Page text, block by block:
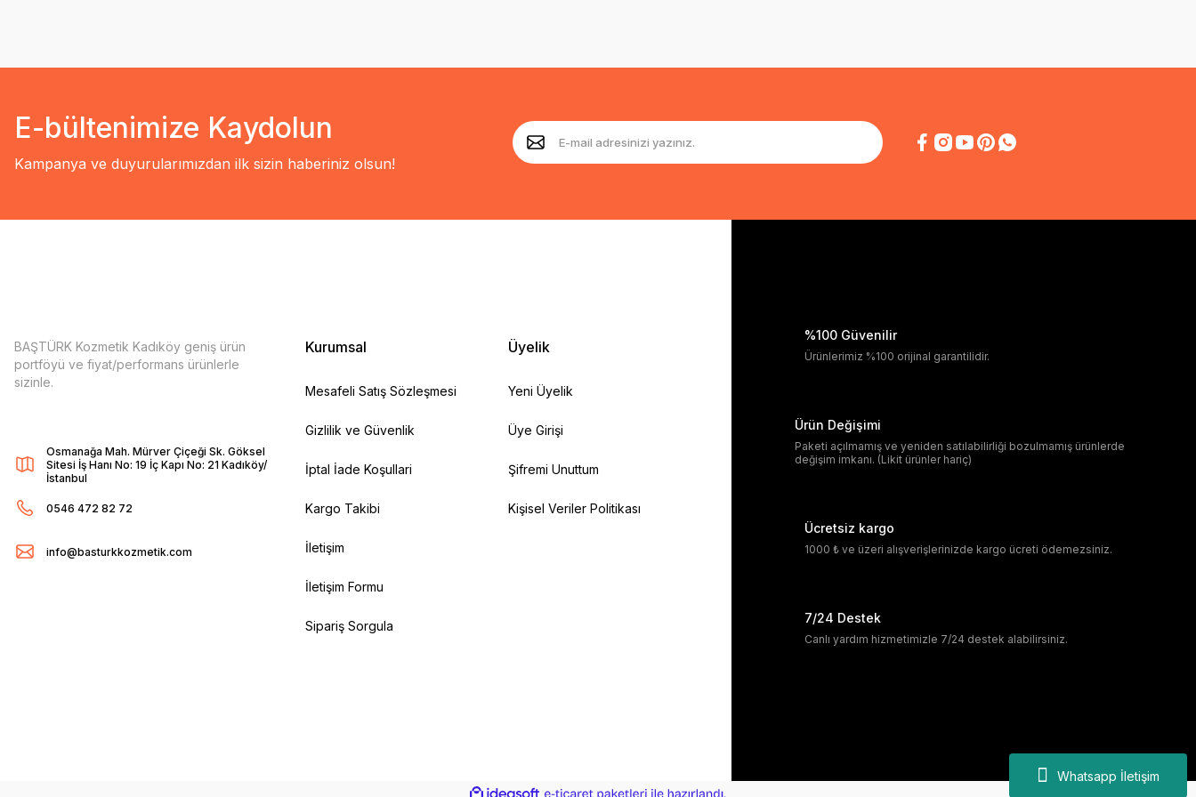
Whatsapp İletişim
E-bültenimize Kaydolun
Kampanya ve duyurularımızdan ilk sizin haberiniz olsun!
BAŞTÜRK Kozmetik Kadıköy geniş ürün
portföyü ve fiyat/performans ürünlerle
sizinle.
Osmanağa Mah. Mürver Çiçeği Sk. Göksel
Sitesi İş Hanı No: 19 İç Kapı No: 21 Kadıköy/
İstanbul
0546 472 82 72
info@basturkkozmetik.com
Kurumsal
Mesafeli Satış Sözleşmesi
Gizlilik ve Güvenlik
İptal İade Koşullari
Kargo Takibi
İletişim
İletişim Formu
Sipariş Sorgula
Üyelik
Yeni Üyelik
Üye Girişi
Şifremi Unuttum
Kişisel Veriler Politikası
%100 Güvenilir
Ürünlerimiz %100 orijinal garantilidir.
Ürün Değişimi
Paketi açılmamış ve yeniden satılabilirliği bozulmamış ürünlerde
değişim imkanı. (Likit ürünler hariç)
Ücretsiz kargo
1000 ₺ ve üzeri alışverişlerinizde kargo ücreti ödemezsiniz.
7/24 Destek
Canlı yardım hizmetimizle 7/24 destek alabilirsiniz.
ideasoft e-